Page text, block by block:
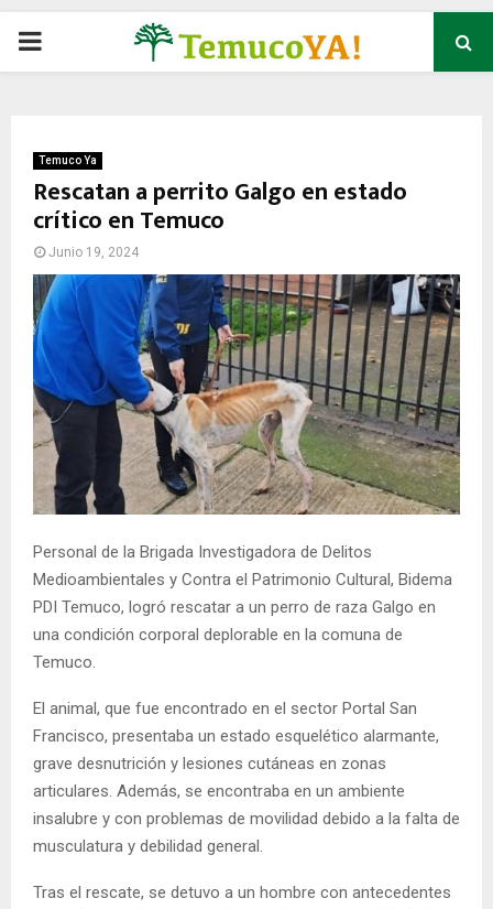
P
M
A
R
Y
M
E
N
U
Temuco Ya
Rescatan a perrito Galgo en estado
crítico en Temuco
Junio 19, 2024
Personal de la Brigada Investigadora de Delitos
Medioambientales y Contra el Patrimonio Cultural, Bidema
PDI Temuco, logró rescatar a un perro de raza Galgo en
una condición corporal deplorable en la comuna de
Temuco.
El animal, que fue encontrado en el sector Portal San
Francisco, presentaba un estado esquelético alarmante,
grave desnutrición y lesiones cutáneas en zonas
articulares. Además, se encontraba en un ambiente
insalubre y con problemas de movilidad debido a la falta de
musculatura y debilidad general.
Tras el rescate, se detuvo a un hombre con antecedentes